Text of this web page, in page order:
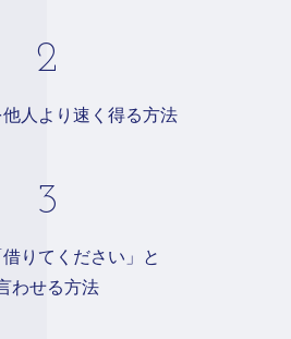
人より速く得る方法
りてください」と
わせる方法